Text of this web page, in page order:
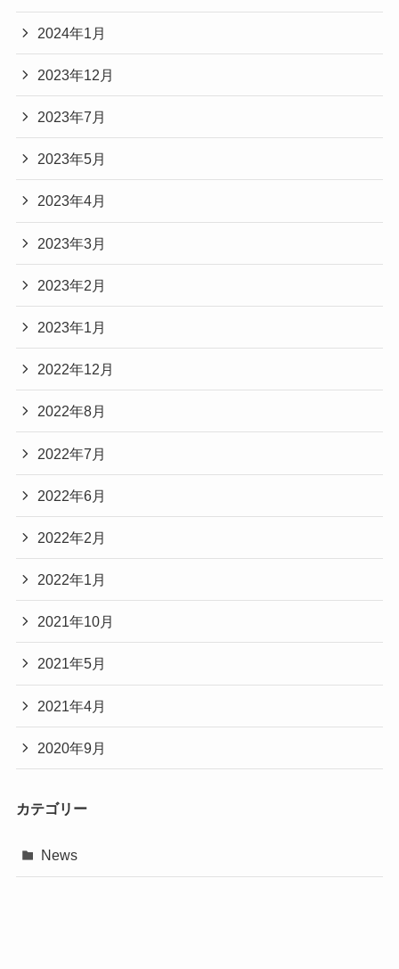
2024年1月
2023年12月
2023年7月
2023年5月
2023年4月
2023年3月
2023年2月
2023年1月
2022年12月
2022年8月
2022年7月
2022年6月
2022年2月
2022年1月
2021年10月
2021年5月
2021年4月
2020年9月
カテゴリー
News